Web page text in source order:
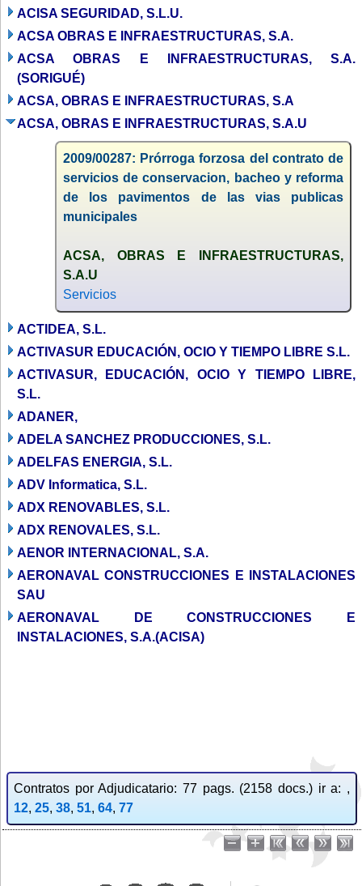
ACISA SEGURIDAD, S.L.U.
ACSA OBRAS E INFRAESTRUCTURAS, S.A.
ACSA OBRAS E INFRAESTRUCTURAS, S.A.
(SORIGUÉ)
ACSA, OBRAS E INFRAESTRUCTURAS, S.A
ACSA, OBRAS E INFRAESTRUCTURAS, S.A.U
2009/00287: Prórroga forzosa del contrato de
servicios de conservacion, bacheo y reforma
de los pavimentos de las vias publicas
municipales
ACSA, OBRAS E INFRAESTRUCTURAS,
S.A.U
Servicios
ACTIDEA, S.L.
ACTIVASUR EDUCACIÓN, OCIO Y TIEMPO LIBRE S.L.
ACTIVASUR, EDUCACIÓN, OCIO Y TIEMPO LIBRE,
S.L.
ADANER,
ADELA SANCHEZ PRODUCCIONES, S.L.
ADELFAS ENERGIA, S.L.
ADV Informatica, S.L.
ADX RENOVABLES, S.L.
ADX RENOVALES, S.L.
AENOR INTERNACIONAL, S.A.
AERONAVAL CONSTRUCCIONES E INSTALACIONES
SAU
AERONAVAL DE CONSTRUCCIONES E
INSTALACIONES, S.A.(ACISA)
Contratos por Adjudicatario: 77 pags. (2158 docs.) ir a: ,
12, 25, 38, 51, 64, 77